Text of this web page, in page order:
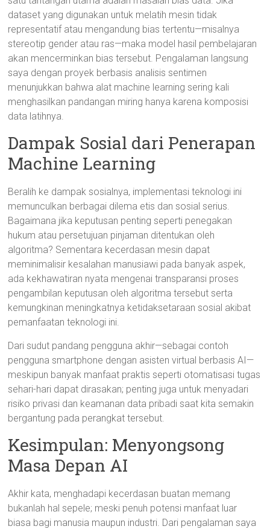
dataset yang digunakan untuk melatih mesin tidak
representatif atau mengandung bias tertentu—misalnya
stereotip gender atau ras—maka model hasil pembelajaran
akan mencerminkan bias tersebut. Pengalaman langsung
saya dengan proyek berbasis analisis sentimen
menunjukkan bahwa alat machine learning sering kali
menghasilkan pandangan miring hanya karena komposisi
data latihnya.
Dampak Sosial dari Penerapan
Machine Learning
Beralih ke dampak sosialnya, implementasi teknologi ini
memunculkan berbagai dilema etis dan sosial serius.
Bagaimana jika keputusan penting seperti penegakan
hukum atau persetujuan pinjaman ditentukan oleh
algoritma? Sementara kecerdasan mesin dapat
meminimalisir kesalahan manusiawi pada banyak aspek,
ada kekhawatiran nyata mengenai transparansi proses
pengambilan keputusan oleh algoritma tersebut serta
kemungkinan meningkatnya ketidaksetaraan sosial akibat
pemanfaatan teknologi ini.
Dari sudut pandang pengguna akhir—sebagai contoh
pengguna smartphone dengan asisten virtual berbasis AI—
meskipun banyak manfaat praktis seperti otomatisasi tugas
sehari-hari dapat dirasakan; penting juga untuk menyadari
risiko privasi dan keamanan data pribadi saat kita semakin
bergantung pada perangkat tersebut.
Kesimpulan: Menyongsong
Masa Depan AI
Akhir kata, menghadapi kecerdasan buatan memang
bukanlah hal sepele; meski penuh potensi manfaat luar
biasa bagi manusia maupun industri. Dari pengalaman saya